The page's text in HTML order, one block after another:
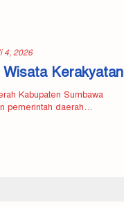
4, 2026
Kerakyatan
Kabupaten Sumbawa
pemerintah daerah…